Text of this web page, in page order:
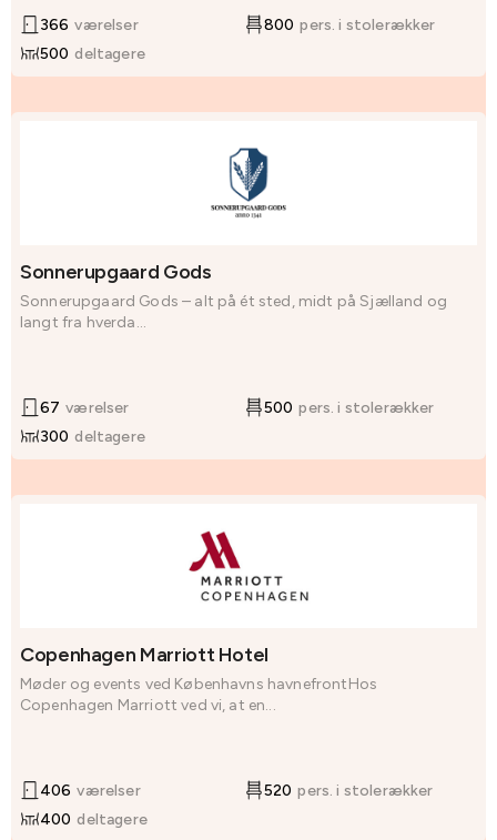
366 værelser 800 pers. i stolerækker
500 deltagere
Sonnerupgaard Gods
Sonnerupgaard Gods – alt på ét sted, midt på Sjælland og
langt fra hverda...
67 værelser 500 pers. i stolerækker
300 deltagere
Copenhagen Marriott Hotel
Møder og events ved Københavns havnefrontHos
Copenhagen Marriott ved vi, at en...
406 værelser 520 pers. i stolerækker
400 deltagere